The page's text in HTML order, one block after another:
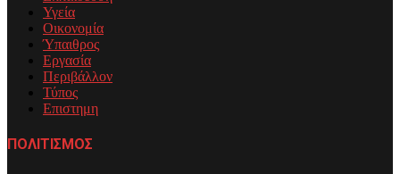
Υγεία
Οικονομία
Ύπαιθρος
Εργασία
Περιβάλλον
Τύπος
Επιστημη
ΠΟΛΙΤΙΣΜΟΣ